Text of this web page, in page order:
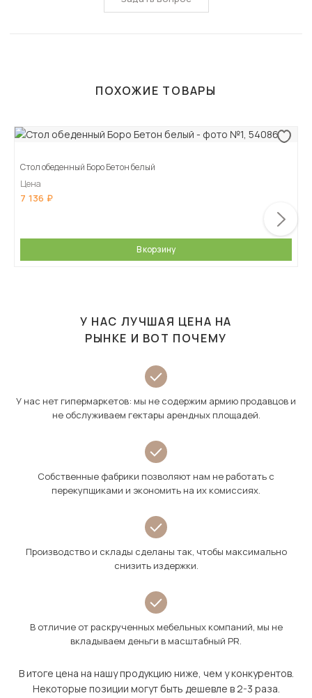
ПОХОЖИЕ ТОВАРЫ
Стол обеденный Боро Бетон белый
Цена
7 136
В корзину
У НАС ЛУЧШАЯ ЦЕНА НА
РЫНКЕ И ВОТ ПОЧЕМУ
У нас нет гипермаркетов: мы не содержим армию продавцов и
не обслуживаем гектары арендных площадей.
Собственные фабрики позволяют нам не работать с
перекупщиками и экономить на их комиссиях.
Производство и склады сделаны так, чтобы максимально
снизить издержки.
В отличие от раскрученных мебельных компаний, мы не
вкладываем деньги в масштабный PR.
В итоге цена на нашу продукцию ниже, чем у конкурентов.
Некоторые позиции могут быть дешевле в 2-3 раза.